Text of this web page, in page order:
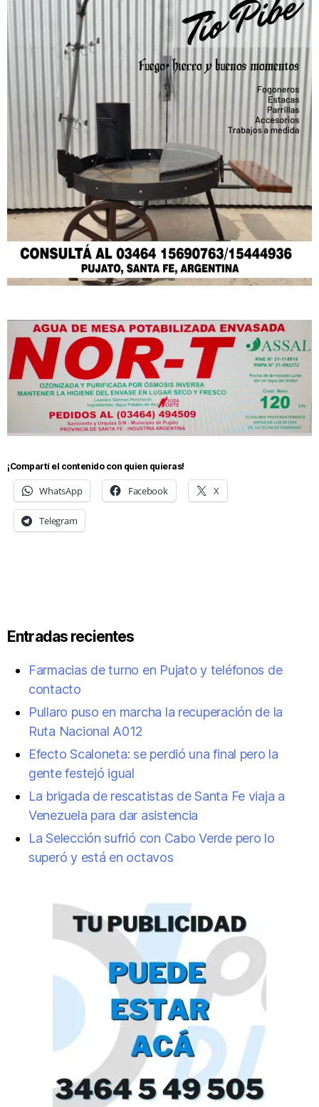
¡Compartí el contenido con quien quieras!
WhatsApp Facebook X
Telegram
Entradas recientes
Farmacias de turno en Pujato y teléfonos de
contacto
Pullaro puso en marcha la recuperación de la
Ruta Nacional A012
Efecto Scaloneta: se perdió una final pero la
gente festejó igual
La brigada de rescatistas de Santa Fe viaja a
Venezuela para dar asistencia
La Selección sufrió con Cabo Verde pero lo
superó y está en octavos